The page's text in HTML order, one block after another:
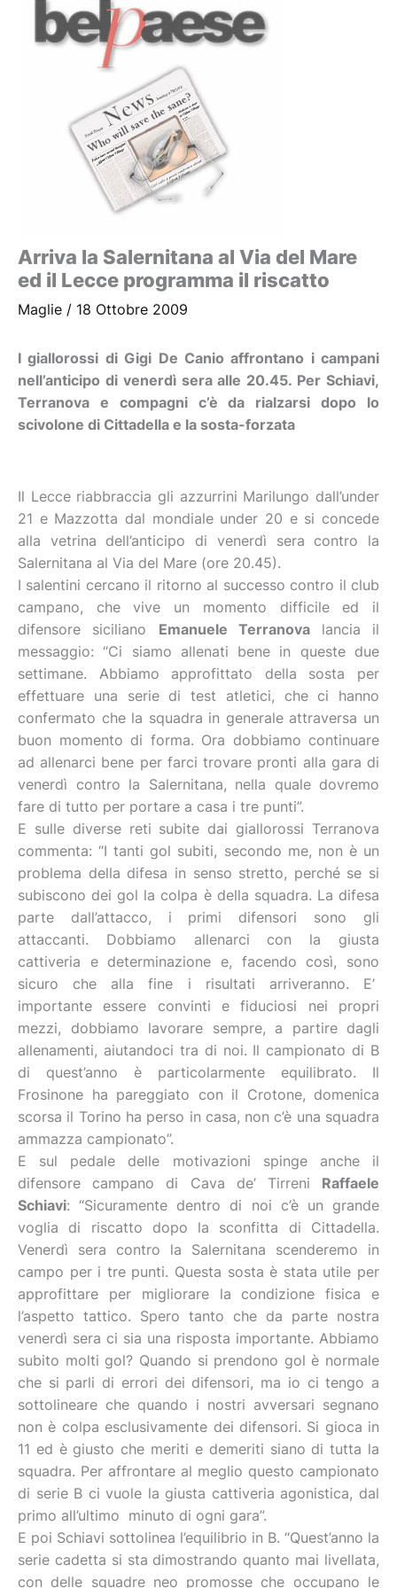
Arriva la Salernitana al Via del Mare
ed il Lecce programma il riscatto
Maglie / 18 Ottobre 2009
I giallorossi di Gigi De Canio affrontano i campani
nell’anticipo di venerdì sera alle 20.45. Per Schiavi,
Terranova e compagni c’è da rialzarsi dopo lo
scivolone di Cittadella e la sosta-forzata
Il Lecce riabbraccia gli azzurrini Marilungo dall’under
21 e Mazzotta dal mondiale under 20 e si concede
alla vetrina dell’anticipo di venerdì sera contro la
Salernitana al Via del Mare (ore 20.45).
I salentini cercano il ritorno al successo contro il club
campano, che vive un momento difficile ed il
difensore siciliano Emanuele Terranova lancia il
messaggio: “Ci siamo allenati bene in queste due
settimane. Abbiamo approfittato della sosta per
effettuare una serie di test atletici, che ci hanno
confermato che la squadra in generale attraversa un
buon momento di forma. Ora dobbiamo continuare
ad allenarci bene per farci trovare pronti alla gara di
venerdì contro la Salernitana, nella quale dovremo
fare di tutto per portare a casa i tre punti”.
E sulle diverse reti subite dai giallorossi Terranova
commenta: “I tanti gol subiti, secondo me, non è un
problema della difesa in senso stretto, perché se si
subiscono dei gol la colpa è della squadra. La difesa
parte dall’attacco, i primi difensori sono gli
attaccanti. Dobbiamo allenarci con la giusta
cattiveria e determinazione e, facendo così, sono
sicuro che alla fine i risultati arriveranno. E’
importante essere convinti e fiduciosi nei propri
mezzi, dobbiamo lavorare sempre, a partire dagli
allenamenti, aiutandoci tra di noi. Il campionato di B
di quest’anno è particolarmente equilibrato. Il
Frosinone ha pareggiato con il Crotone, domenica
scorsa il Torino ha perso in casa, non c’è una squadra
ammazza campionato”.
E sul pedale delle motivazioni spinge anche il
difensore campano di Cava de’ Tirreni Raffaele
Schiavi: “Sicuramente dentro di noi c’è un grande
voglia di riscatto dopo la sconfitta di Cittadella.
Venerdì sera contro la Salernitana scenderemo in
campo per i tre punti. Questa sosta è stata utile per
approfittare per migliorare la condizione fisica e
l’aspetto tattico. Spero tanto che da parte nostra
venerdì sera ci sia una risposta importante. Abbiamo
subito molti gol? Quando si prendono gol è normale
che si parli di errori dei difensori, ma io ci tengo a
sottolineare che quando i nostri avversari segnano
non è colpa esclusivamente dei difensori. Si gioca in
11 ed è giusto che meriti e demeriti siano di tutta la
squadra. Per affrontare al meglio questo campionato
di serie B ci vuole la giusta cattiveria agonistica, dal
primo all’ultimo minuto di ogni gara”.
E poi Schiavi sottolinea l’equilibrio in B. “Quest’anno la
serie cadetta si sta dimostrando quanto mai livellata,
con delle squadre neo promosse che occupano le